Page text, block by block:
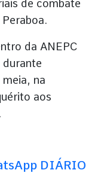
de combate
da ANEPC
na
aos
DIÁRIO